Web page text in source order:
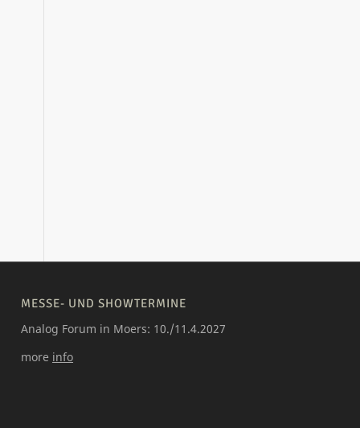
MESSE- UND SHOWTERMINE
Analog Forum in Moers: 10./11.4.2027
more info